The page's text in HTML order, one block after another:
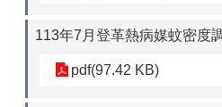
113年7月登革熱病媒蚊密度
pdf(97.42 KB)